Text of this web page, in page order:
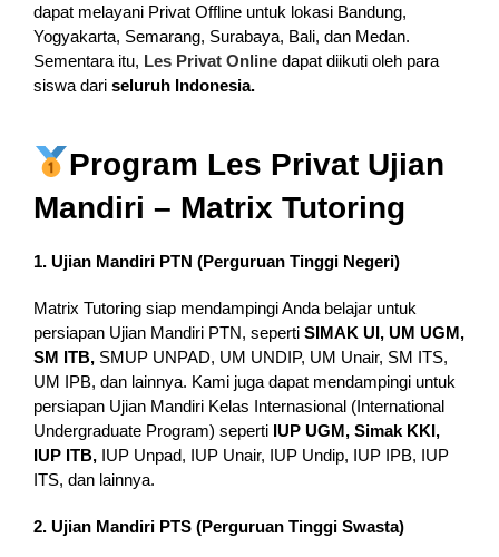
dapat melayani Privat Offline untuk lokasi Bandung,
Yogyakarta, Semarang, Surabaya, Bali, dan Medan.
Sementara itu, Les Privat Onlinedapat diikuti oleh para
siswa dari seluruh Indonesia.
Program Les Privat Ujian
Mandiri – Matrix Tutoring
1. Ujian Mandiri PTN (Perguruan Tinggi Negeri)
Matrix Tutoring siap mendampingi Anda belajar untuk
persiapan Ujian Mandiri PTN, seperti SIMAK UI, UM UGM,
SM ITB, SMUP UNPAD, UM UNDIP, UM Unair, SM ITS,
UM IPB, dan lainnya. Kami juga dapat mendampingi untuk
persiapan Ujian Mandiri Kelas Internasional (International
Undergraduate Program) seperti IUP UGM, Simak KKI,
IUP ITB,IUP Unpad, IUP Unair, IUP Undip, IUP IPB, IUP
ITS, dan lainnya.
2. Ujian Mandiri PTS (Perguruan Tinggi Swasta)